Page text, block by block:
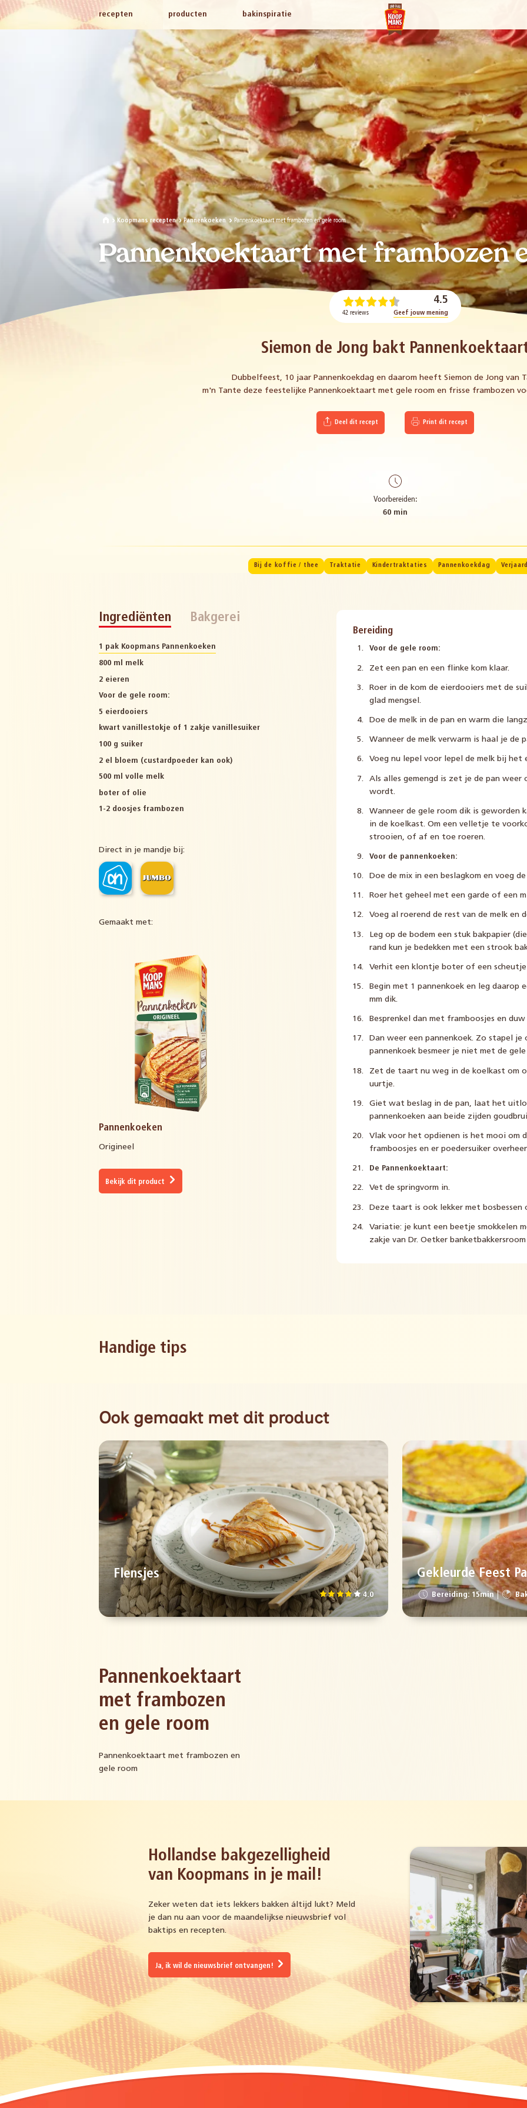
recepten producten bakinspiratie
Koopmans recepten Pannenkoeken Pannenkoektaart met frambozen en gele room
Pannenkoektaart met frambozen
4.5
42 reviews Geef jouw mening
Siemon de Jong bakt
Dubbelfeest, 10 jaar Pannenkoekdag en daarom heeft Siemon de Jong van
m'n Tante deze feestelijke Pannenkoektaart met gele room en frisse frambozen
Deel dit recept Print dit recept
Voorbereiden:
60 min
Bij de koffie / thee Traktatie Kindertraktaties Pannenkoekdag
Ingrediënten Bakgerei
1 pak Koopmans Pannenkoeken
800 ml melk
2 eieren
Voor de gele room:
5 eierdooiers
kwart vanillestokje of 1 zakje vanillesuiker
100 g suiker
2 el bloem (custardpoeder kan ook)
500 ml volle melk
boter of olie
1-2 doosjes frambozen
Direct in je mandje bij:
Gemaakt met:
Pannenkoeken
Origineel
Bekijk dit product
Bereiding
Voor de gele room:
Zet een pan en een flinke kom klaar.
Roer in de kom de eierdooiers met de
glad mengsel.
Doe de melk in de pan en warm die
Wanneer de melk verwarm is haal je de
Voeg nu lepel voor lepel de melk bij het
Als alles gemengd is zet je de pan
wordt.
Wanneer de gele room dik is
in de koelkast. Om een velletje te
strooien, of af en toe roeren.
Voor de pannenkoeken:
Doe de mix in een beslagkom en voeg
Roer het geheel met een garde of een
Voeg al roerend de rest van de melk en
Leg op de bodem een stuk bakpapier
rand kun je bedekken met een strook
Verhit een klontje boter of een scheutje
Begin met 1 pannenkoek en leg daarop
mm dik.
Besprenkel dan met framboosjes en
Dan weer een pannenkoek. Zo stapel
pannenkoek besmeer je niet met de gele
Zet de taart nu weg in de koelkast om
uurtje.
Giet wat beslag in de pan, laat het
pannenkoeken aan beide zijden
Vlak voor het opdienen is het mooi om
framboosjes en er poedersuiker
De Pannenkoektaart:
Vet de springvorm in.
Deze taart is ook lekker met
Variatie: je kunt een beetje smokkelen
zakje van Dr. Oetker
Handige tips
Ook gemaakt met dit product
Flensjes
4.0
Gekleurde Feest
Bereiding: 15min
Pannenkoektaart
met frambozen
en gele room
Pannenkoektaart met frambozen en
gele room
Hollandse bakgezelligheid
van Koopmans in je mail!
Zeker weten dat iets lekkers bakken áltijd lukt? Meld
je dan nu aan voor de maandelijkse nieuwsbrief vol
baktips en recepten.
Ja, ik wil de nieuwsbrief ontvangen!